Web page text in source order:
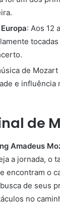
: Aos 12
de
e influência
de
Amadeus
a jornada, o
encontram o
de seus
no